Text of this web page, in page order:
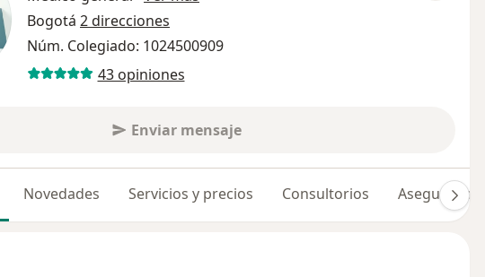
Bogotá 2 direcciones
Núm. Colegiado: 1024500909
43 opiniones
Enviar mensaje
Novedades Servicios y precios Consultorios Aseguradoras